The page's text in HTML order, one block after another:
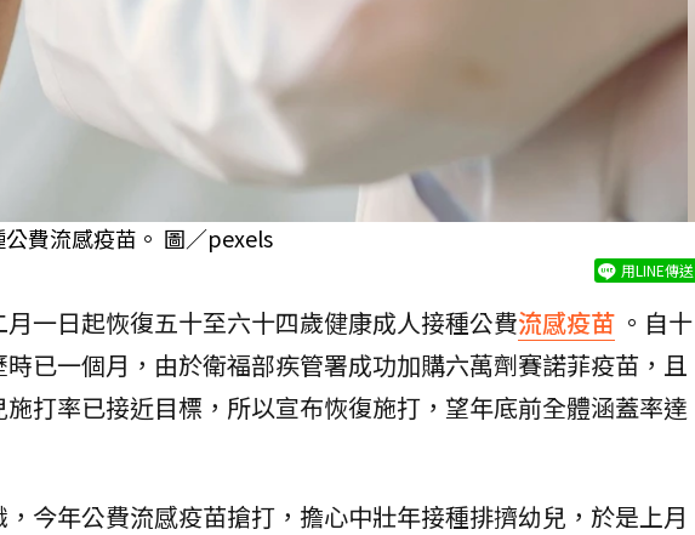
費流感疫苗。 圖／pexels
用LINE傳送
一日起恢復五十至六十四歲健康成人接種公費流感疫苗 。自十
已一個月，由於衛福部疾管署成功加購六萬劑賽諾菲疫苗，且
打率已接近目標，所以宣布恢復施打，望年底前全體涵蓋率達
今年公費流感疫苗搶打，擔心中壯年接種排擠幼兒，於是上月